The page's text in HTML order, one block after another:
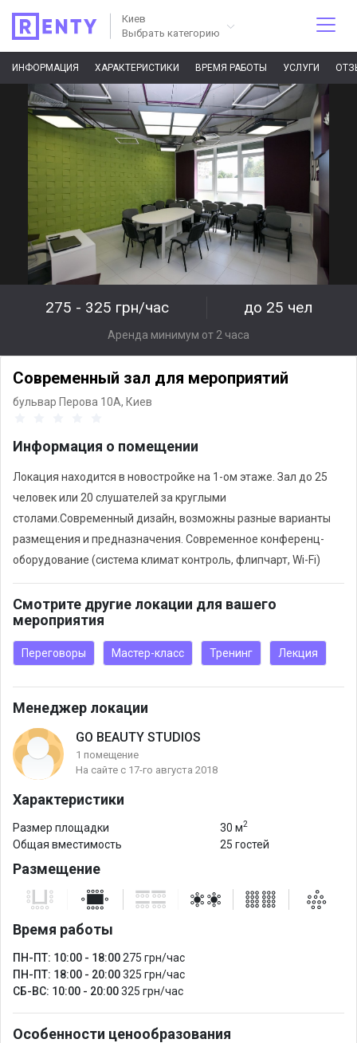
Киев
Выбрать категорию
ИНФОРМАЦИЯ ХАРАКТЕРИСТИКИ ВРЕМЯ РАБОТЫ УСЛУГИ
275 - 325 грн/час до 25 чел
Аренда минимум от 2 часа
Современный зал для мероприятий
бульвар Перова 10А, Киев
Информация о помещении
Локация находится в новостройке на 1-ом этаже. Зал до 25
человек или 20 слушателей за круглыми
столами.Современный дизайн, возможны разные варианты
размещения и предназначения. Современное конференц-
оборудование (система климат контроль, флипчарт, Wi-Fi)
Смотрите другие локации для вашего
мероприятия
Переговоры Мастер-класс Тренинг Лекция
Менеджер локации
GO BEAUTY STUDIOS
1 помещение
На сайте с 17-го августа 2018
Характеристики
Размер площадки 30 м2
Общая вместимость 25 гостей
Размещение
Время работы
ПН-ПТ: 10:00 - 18:00275 грн/час
ПН-ПТ: 18:00 - 20:00325 грн/час
СБ-ВС: 10:00 - 20:00325 грн/час
Особенности ценообразования